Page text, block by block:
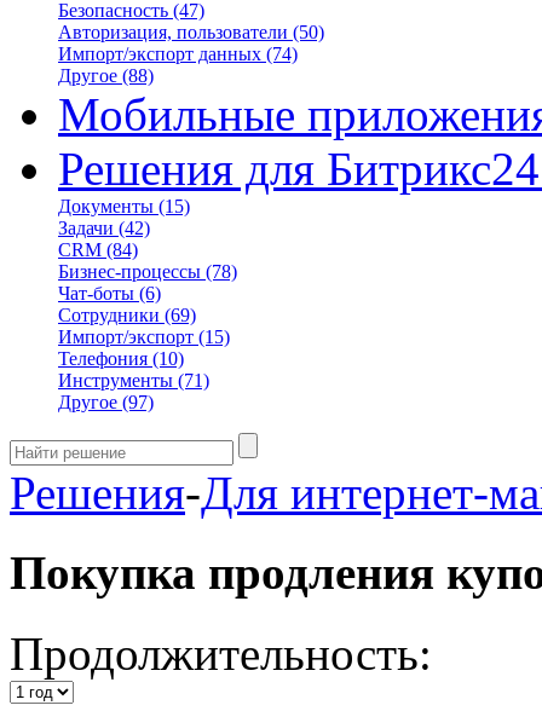
Безопасность (47)
Авторизация, пользователи (50)
Импорт/экспорт данных (74)
Другое (88)
Мобильные
Решения для Битрикс24
Документы (15)
Задачи (42)
CRM (84)
Бизнес-процессы (78)
Чат-боты (6)
Сотрудники (69)
Импорт/экспорт (15)
Телефония (10)
Инструменты (71)
Другое (97)
Решения-Для интернет-
Покупка продления
Продолжительность: